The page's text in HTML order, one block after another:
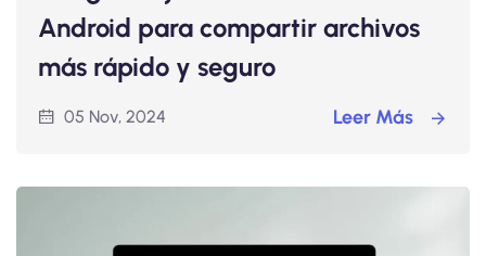
Android para compartir archivos
más rápido y seguro
05 Nov, 2024 Leer Más